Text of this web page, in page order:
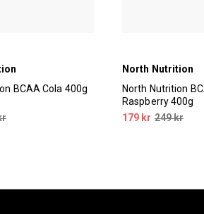
BCAA Cola 400g
North Nutrition
North Nutrition
Raspberry 400g
179 kr 249 kr